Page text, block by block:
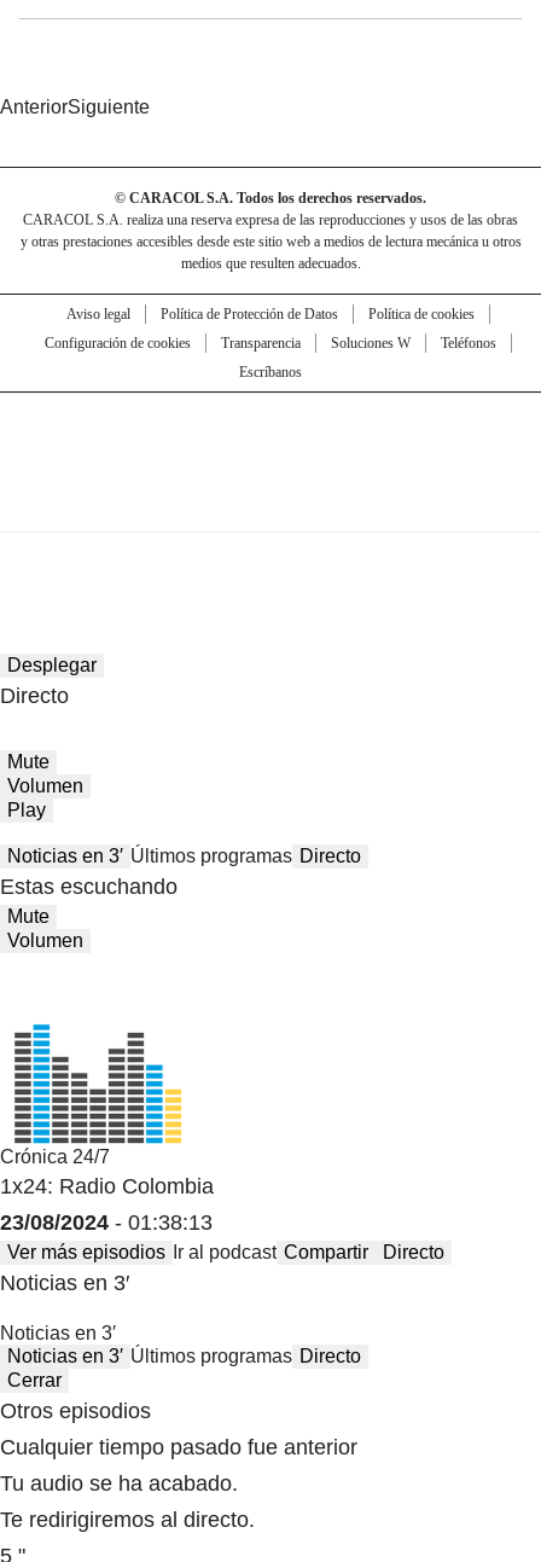
AnteriorSiguiente
© CARACOL S.A. Todos los derechos reservados.
CARACOL S.A. realiza una reserva expresa de las reproducciones y usos de las obras
y otras prestaciones accesibles desde este sitio web a medios de lectura mecánica u otros
medios que resulten adecuados.
Aviso legal Política de Protección de Datos
Política de cookies
Configuración de cookies
Transparencia Soluciones W
Teléfonos
Escríbanos
Desplegar
Directo
Mute
Volumen
Play
Noticias en 3′ Últimos programas Directo
Estas escuchando
Mute
Volumen
Crónica 24/7
1x24: Radio Colombia
23/08/2024 - 01:38:13
Ver más episodios Ir al podcast Compartir Directo
Noticias en 3′
Noticias en 3′
Noticias en 3′ Últimos programas Directo
Cerrar
Otros episodios
Cualquier tiempo pasado fue anterior
Tu audio se ha acabado.
Te redirigiremos al directo.
5 "